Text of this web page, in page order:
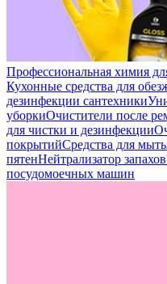
Профессиональная химия
Кухонные средства для
дезинфекции сантехники
уборкиОчистители после
для чистки и дезинфекции
покрытийСредства для
пятенНейтрализатор запахов
посудомоечных машин